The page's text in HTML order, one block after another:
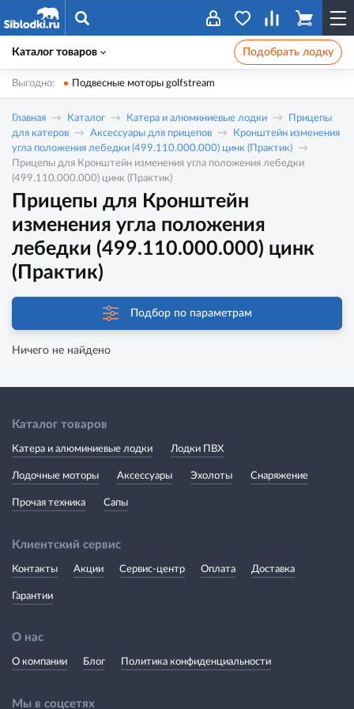
Каталог товаров Подобрать лодку
Выгодно: Подвесные моторы golfstream
Главная Каталог Катера и алюминиевые лодки
Прицепы
для катеров
Аксессуары для прицепов
Кронштейн изменения
угла положения лебедки (499.110.000.000) цинк (Практик)
Прицепы для Кронштейн изменения угла положения лебедки
(499.110.000.000) цинк (Практик)
Прицепы для Кронштейн
изменения угла положения
лебедки (499.110.000.000) цинк
(Практик)
Подбор по параметрам
Ничего не найдено
Каталог товаров
Катера и алюминиевые лодки Лодки ПВХ
Лодочные моторы Аксессуары Эхолоты Снаряжение
Прочая техника Сапы
Клиентский сервис
Контакты Акции Сервис-центр Оплата Доставка
Гарантии
О нас
О компании Блог Политика конфиденциальности
Мы в соцсетях